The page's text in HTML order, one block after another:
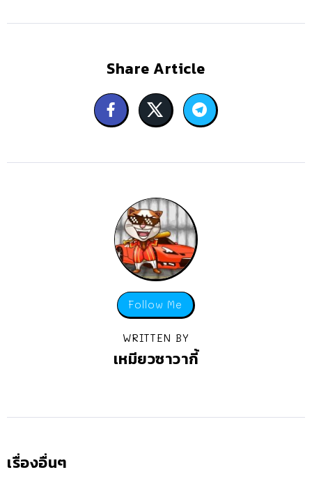
Share Article
Follow Me
WRITTEN BY
เหมียวซาวากี้
เรื่องอื่นๆ